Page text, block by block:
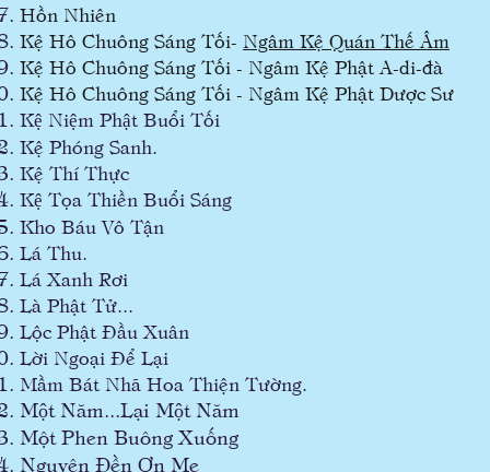
Hồn Nhiên
Kệ Hô Chuông Sáng Tối- Ngâm Kệ Quán Thế Âm
Kệ Hô Chuông Sáng Tối - Ngâm Kệ Phật A-di-đà
Kệ Hô Chuông Sáng Tối - Ngâm Kệ Phật Dược Sư
Kệ Niệm Phật Buổi Tối
Kệ Phóng Sanh.
Kệ Thí Thực
Kệ Tọa Thiền Buổi Sáng
Kho Báu Vô Tận
Lá Thu.
Lá Xanh Rơi
Là Phật Tử...
Lộc Phật Đầu Xuân
Lời Ngoại Để Lại
Mầm Bát Nhã Hoa Thiện Tường.
Một Năm...Lại Một Năm
Một Phen Buông Xuống
Nguyện Đền Ơn Mẹ